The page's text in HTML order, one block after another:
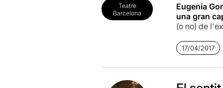
Teatre
Barcelona
Eugenia
una gran
(o no) de
La història
per
l'existència
una peça
17/04/2017